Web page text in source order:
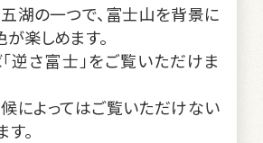
湖の一つで、富士山を背景に
楽しめます。
逆さ富士」をご覧いただけま
によってはご覧いただけない
。